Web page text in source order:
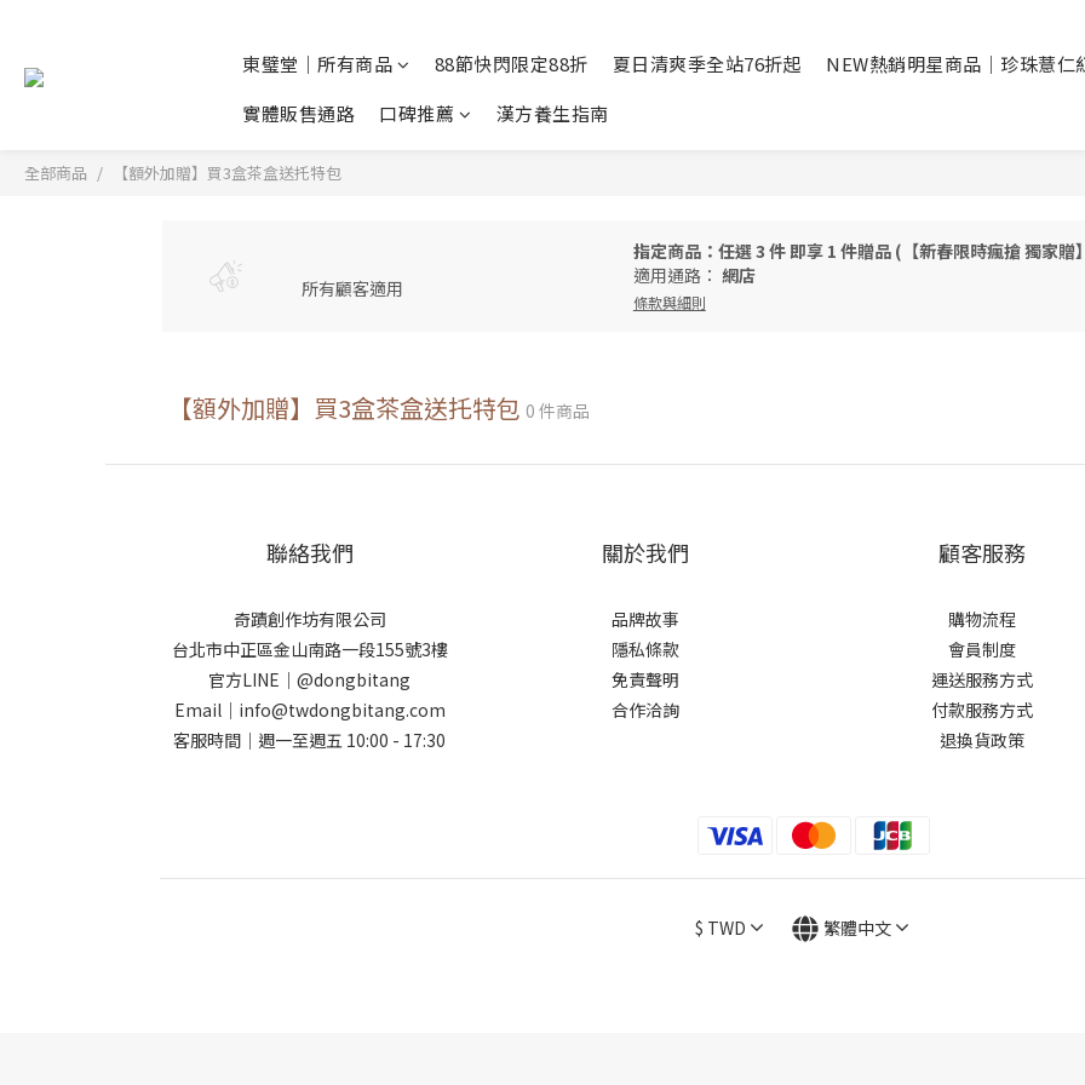
東璧堂｜所有商品 88節快閃限定88折 夏日清爽季全站76折起
NEW熱銷明星商品｜珍珠薏仁
實體販售通路
口碑推薦 漢方養生指南
全部商品 【額外加贈】買3盒茶盒送托特包
所有顧客適用
指定商品：任選 3 件 即享 1 件贈品 (【新春限時瘋搶 獨家
適用通路： 網店
條款與細則
【額外加贈】買3盒茶盒送托特包 0 件商品
聯絡我們
奇蹟創作坊有限公司
台北市中正區金山南路一段155號3樓
官方LINE｜@dongbitang
Email｜info@twdongbitang.com
客服時間｜週一至週五 10:00 - 17:30
關於我們
品牌故事
隱私條款
免責聲明
合作洽詢
顧客服務
購物流程
會員制度
運送服務方式
付款服務方式
退換貨政策
$ TWD 繁體中文